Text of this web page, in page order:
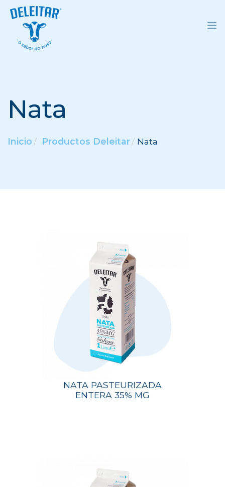
PRODUCTOS
CONTACTO
Nata
Inicio Productos Deleitar Nata
NATA PASTEURIZADA
ENTERA 35% MG